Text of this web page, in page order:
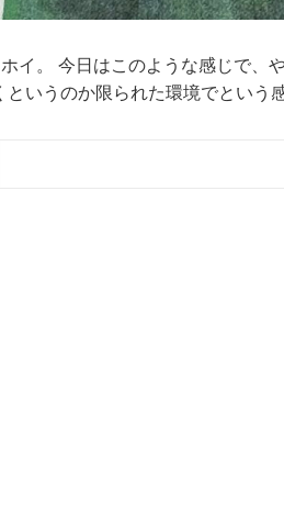
イ。 今日はこのような感じで、
というのか限られた環境でという